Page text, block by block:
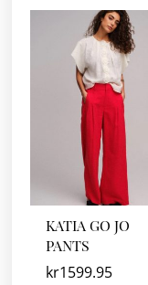
KATIA GO JO
PANTS
kr1599.95